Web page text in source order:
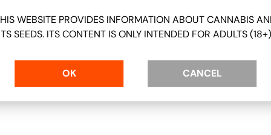
WEBSITE PROVIDES INFORMATION ABOUT CANNABIS
SEEDS. ITS CONTENT IS ONLY INTENDED FOR ADULTS
OK CANCEL